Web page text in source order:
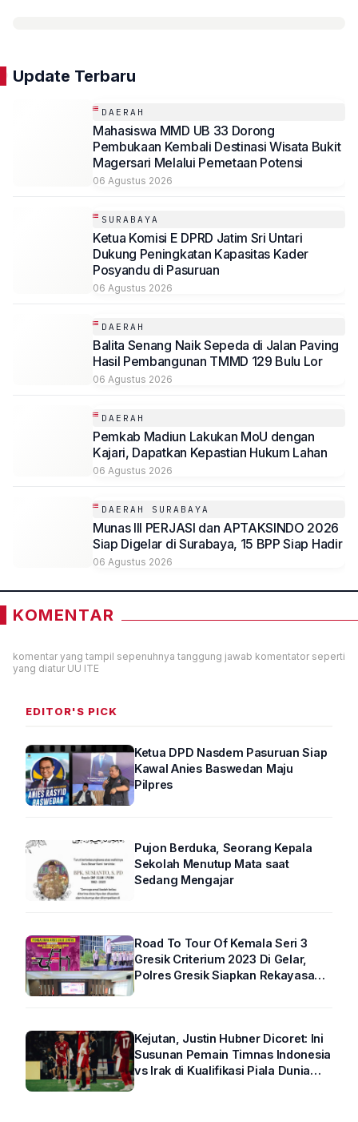
Update Terbaru
DAERAH
Mahasiswa MMD UB 33 Dorong
Pembukaan Kembali Destinasi Wisata Bukit
Magersari Melalui Pemetaan Potensi
06 Agustus 2026
SURABAYA
Ketua Komisi E DPRD Jatim Sri Untari
Dukung Peningkatan Kapasitas Kader
Posyandu di Pasuruan
06 Agustus 2026
DAERAH
Balita Senang Naik Sepeda di Jalan Paving
Hasil Pembangunan TMMD 129 Bulu Lor
06 Agustus 2026
DAERAH
Pemkab Madiun Lakukan MoU dengan
Kajari, Dapatkan Kepastian Hukum Lahan
06 Agustus 2026
DAERAH SURABAYA
Munas III PERJASI dan APTAKSINDO 2026
Siap Digelar di Surabaya, 15 BPP Siap Hadir
06 Agustus 2026
KOMENTAR
komentar yang tampil sepenuhnya tanggung jawab komentator seperti
yang diatur UU ITE
EDITOR'S PICK
Ketua DPD Nasdem Pasuruan Siap
Kawal Anies Baswedan Maju
Pilpres
Pujon Berduka, Seorang Kepala
Sekolah Menutup Mata saat
Sedang Mengajar
Road To Tour Of Kemala Seri 3
Gresik Criterium 2023 Di Gelar,
Polres Gresik Siapkan Rekayasa
Kejutan, Justin Hubner Dicoret: Ini
Susunan Pemain Timnas Indonesia
vs Irak di Kualifikasi Piala Dunia